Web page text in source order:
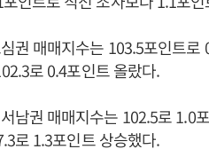
권 매매지수는 103.5포인트로
로 0.4포인트 올랐다.
남권 매매지수는 102.5로 1.0
로 1.3포인트 상승했다.